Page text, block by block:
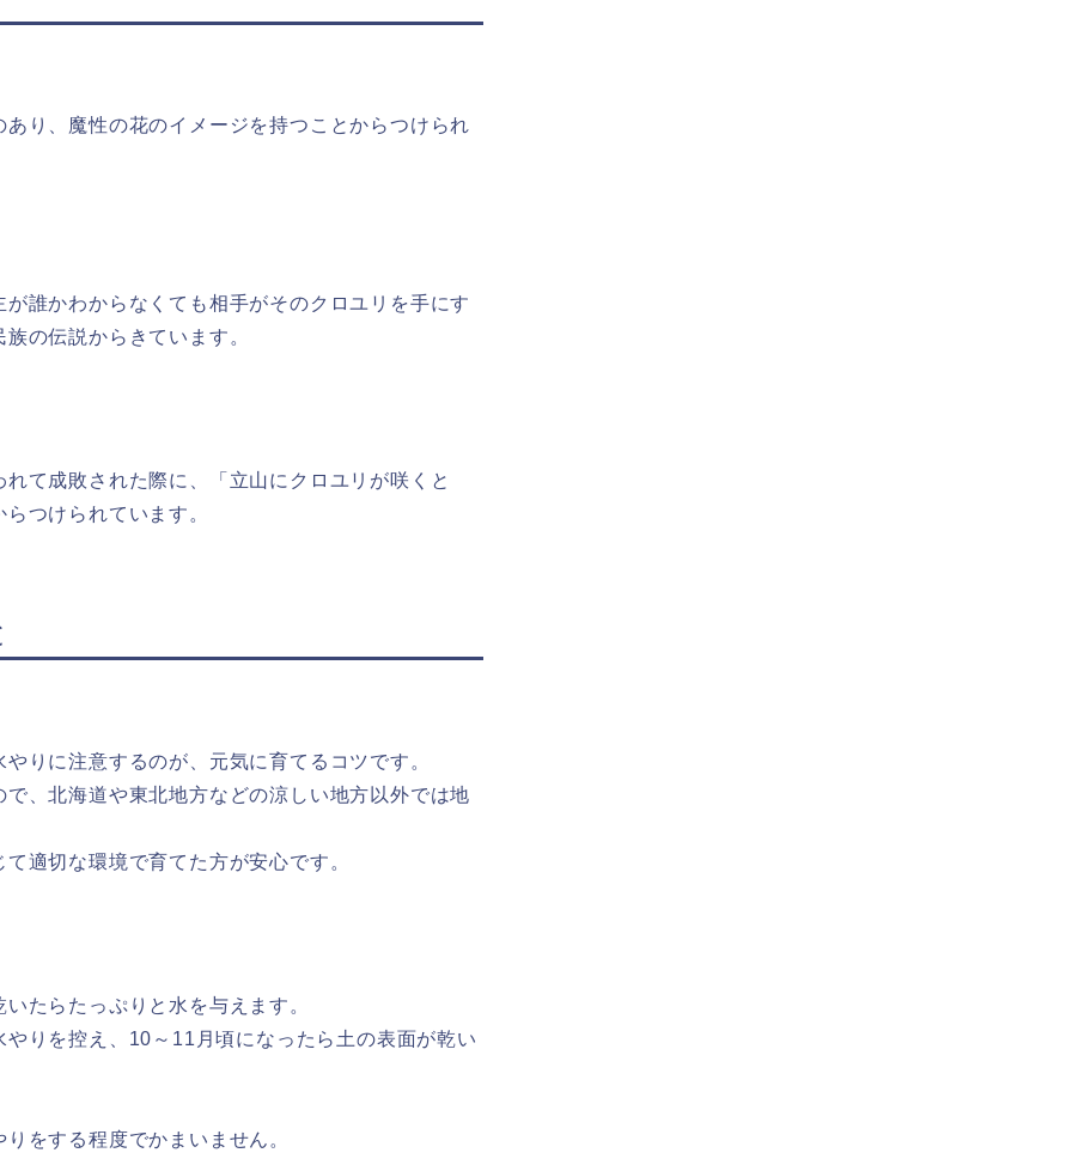
り、魔性の花のイメージを持つことからつけられ
誰かわからなくても相手がそのクロユリを手にす
の伝説からきています。
て成敗された際に、「立山にクロユリが咲くと
つけられています。
りに注意するのが、元気に育てるコツです。
、北海道や東北地方などの涼しい地方以外では地
適切な環境で育てた方が安心です。
たらたっぷりと水を与えます。
りを控え、10～11月頃になったら土の表面が乾い
をする程度でかまいません。